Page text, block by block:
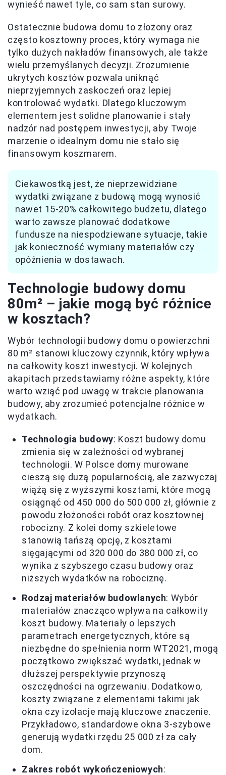
wynieść nawet tyle, co sam stan surowy.
Ostatecznie budowa domu to złożony oraz
często kosztowny proces, który wymaga nie
tylko dużych nakładów finansowych, ale także
wielu przemyślanych decyzji. Zrozumienie
ukrytych kosztów pozwala uniknąć
nieprzyjemnych zaskoczeń oraz lepiej
kontrolować wydatki. Dlatego kluczowym
elementem jest solidne planowanie i stały
nadzór nad postępem inwestycji, aby Twoje
marzenie o idealnym domu nie stało się
finansowym koszmarem.
Ciekawostką jest, że nieprzewidziane
wydatki związane z budową mogą wynosić
nawet 15-20% całkowitego budżetu, dlatego
warto zawsze planować dodatkowe
fundusze na niespodziewane sytuacje, takie
jak konieczność wymiany materiałów czy
opóźnienia w dostawach.
Technologie budowy domu
80m² – jakie mogą być różnice
w kosztach?
Wybór technologii budowy domu o powierzchni
80 m² stanowi kluczowy czynnik, który wpływa
na całkowity koszt inwestycji. W kolejnych
akapitach przedstawiamy różne aspekty, które
warto wziąć pod uwagę w trakcie planowania
budowy, aby zrozumieć potencjalne różnice w
wydatkach.
Technologia budowy: Koszt budowy domu
zmienia się w zależności od wybranej
technologii. W Polsce domy murowane
cieszą się dużą popularnością, ale zazwyczaj
wiążą się z wyższymi kosztami, które mogą
osiągnąć od 450 000 do 500 000 zł, głównie z
powodu złożoności robót oraz kosztownej
robocizny. Z kolei domy szkieletowe
stanowią tańszą opcję, z kosztami
sięgającymi od 320 000 do 380 000 zł, co
wynika z szybszego czasu budowy oraz
niższych wydatków na robociznę.
Rodzaj materiałów budowlanych: Wybór
materiałów znacząco wpływa na całkowity
koszt budowy. Materiały o lepszych
parametrach energetycznych, które są
niezbędne do spełnienia norm WT2021, mogą
początkowo zwiększać wydatki, jednak w
dłuższej perspektywie przynoszą
oszczędności na ogrzewaniu. Dodatkowo,
koszty związane z elementami takimi jak
okna czy izolacje mają kluczowe znaczenie.
Przykładowo, standardowe okna 3-szybowe
generują wydatki rzędu 25 000 zł za cały
dom.
Zakres robót wykończeniowych: